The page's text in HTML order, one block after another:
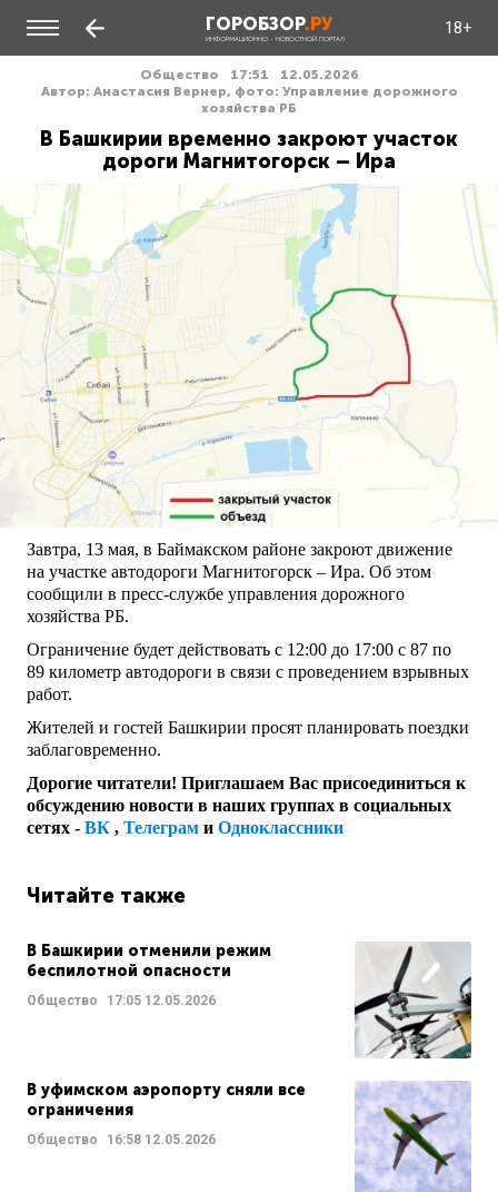
ГОРОБЗОР.РУ
ИНФОРМАЦИОННО - НОВОСТНОЙ ПОРТАЛ
18+
Общество 17:51
12.05.2026
Автор: Анастасия Вернер, фото: Управление дорожного
хозяйства РБ
В Башкирии временно закроют участок
дороги Магнитогорск – Ира
Завтра, 13 мая, в Баймакском районе закроют движение
на участке автодороги Магнитогорск – Ира. Об этом
сообщили в пресс-службе управления дорожного
хозяйства РБ.
Ограничение будет действовать с 12:00 до 17:00 с 87 по
89 километр автодороги в связи с проведением взрывных
работ.
Жителей и гостей Башкирии просят планировать поездки
заблаговременно.
Дорогие читатели! Приглашаем Вас присоединиться к
обсуждению новости в наших группах в социальных
сетях - ВК , Телеграм и Одноклассники
Читайте также
В Башкирии отменили режим
беспилотной опасности
Общество 17:05 12.05.2026
В уфимском аэропорту сняли все
ограничения
Общество 16:58 12.05.2026